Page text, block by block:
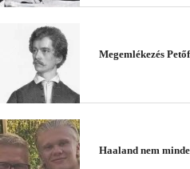
Megemlékezés
Haaland nem